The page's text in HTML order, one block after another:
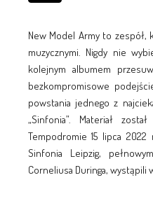
New Model Army to zespół,
muzycznymi. Nigdy nie
kolejnym albumem
bezkompromisowe
powstania jednego z
„Sinfonia”. Materiał
Tempodromie 15 lipca
Sinfonia Leipzig,
Corneliusa Duringa, wystąpili